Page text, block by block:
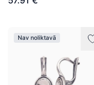
Nav noliktavā